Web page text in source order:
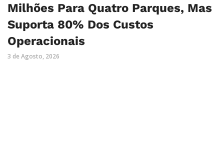
Milhões Para Quatro Parques, Mas
Suporta 80% Dos Custos
Operacionais
3 de Agosto, 2026